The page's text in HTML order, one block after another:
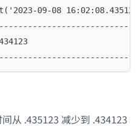
09-08
从 .435123 减少到 .434123